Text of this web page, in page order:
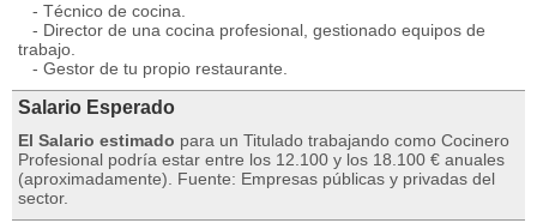
- Técnico de cocina.
- Director de una cocina profesional, gestionado equipos de
trabajo.
- Gestor de tu propio restaurante.
Salario Esperado
El Salario estimado para un Titulado trabajando como Cocinero
Profesional podría estar entre los 12.100 y los 18.100 € anuales
(aproximadamente). Fuente: Empresas públicas y privadas del
sector.